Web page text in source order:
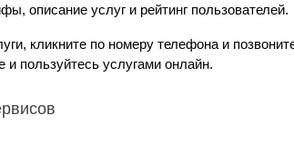
описание услуг и рейтинг пользователей.
кликните по номеру телефона и
и пользуйтесь услугами онлайн.